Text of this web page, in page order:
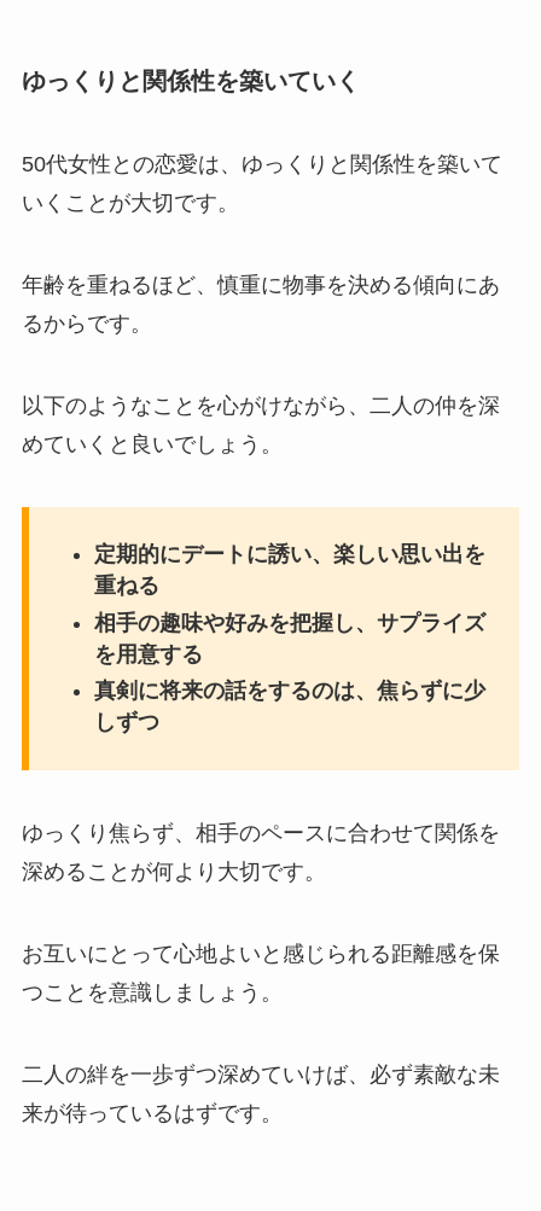
ゆっくりと関係性を築いていく
50代女性との恋愛は、ゆっくりと関係性を築いて
いくことが大切です。
年齢を重ねるほど、慎重に物事を決める傾向にあ
るからです。
以下のようなことを心がけながら、二人の仲を深
めていくと良いでしょう。
定期的にデートに誘い、楽しい思い出を
重ねる
相手の趣味や好みを把握し、サプライズ
を用意する
真剣に将来の話をするのは、焦らずに少
しずつ
ゆっくり焦らず、相手のペースに合わせて関係を
深めることが何より大切です。
お互いにとって心地よいと感じられる距離感を保
つことを意識しましょう。
二人の絆を一歩ずつ深めていけば、必ず素敵な未
来が待っているはずです。